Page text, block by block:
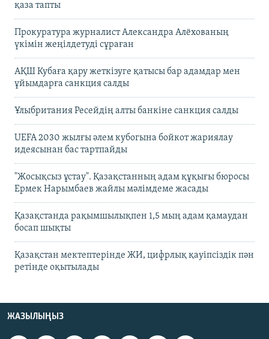
қаза тапты
Прокуратура журналист Александра Алёхованың
үкімін жеңілдетуді сұраған
АҚШ Кубаға қару жеткізуге қатысы бар адамдар мен
ұйымдарға санкция салды
Ұлыбритания Ресейдің алты банкіне санкция салды
UEFA 2030 жылғы әлем кубогына бойкот жариялау
идеясынан бас тартпайды
"Жосықсыз ұстау". Қазақстанның адам құқығы бюросы
Ермек Нарымбаев жайлы мәлімдеме жасады
Қазақстанда рақымшылықпен 1,5 мың адам қамаудан
босап шықты
Қазақстан мектептерінде ЖИ, цифрлық қауіпсіздік пән
ретінде оқытылады
ЖАЗЫЛЫҢЫЗ